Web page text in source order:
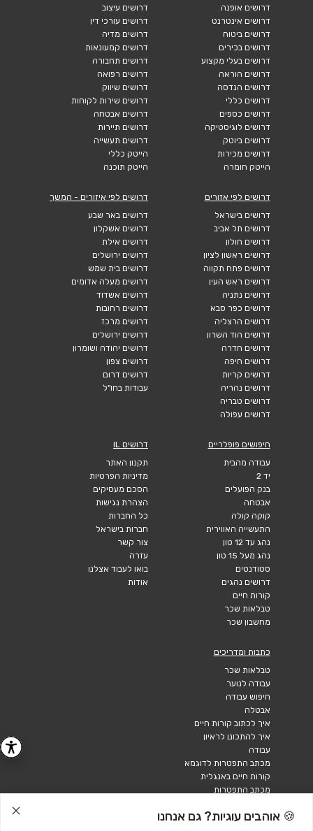
דרושים אופנה
דרושים אינטרנט
דרושים ביטוח
דרושים בכירים
דרושים בעלי מקצוע
דרושים הוראה
דרושים הנדסה
דרושים כללי
דרושים כספים
דרושים לוגיסטיקה
דרושים ביוטק
דרושים מכירות
הייטק חומרה
דרושים עיצוב
דרושים עורכי דין
דרושים מדיה
דרושים קמעונאות
דרושים תחבורה
דרושים רפואה
דרושים שיווק
דרושים שירות לקוחות
דרושים אבטחה
דרושים תיירות
דרושים תעשייה
הייטק כללי
הייטק תוכנה
דרושים לפי אזורים
דרושים בישראל
דרושים תל אביב
דרושים חולון
דרושים ראשון לציון
דרושים פתח תקווה
דרושים ראש העין
דרושים נתניה
דרושים כפר סבא
דרושים הרצליה
דרושים הוד השרון
דרושים חדרה
דרושים חיפה
דרושים קריות
דרושים נהריה
דרושים טבריה
דרושים עפולה
דרושים לפי איזורים - המשך
דרושים באר שבע
דרושים אשקלון
דרושים אילת
דרושים ירושלים
דרושים בית שמש
דרושים מעלה אדומים
דרושים אשדוד
דרושים רחובות
דרושים מרכז
דרושים ירושלים
דרושים יהודה ושומרון
דרושים צפון
דרושים דרום
עבודות בחו"ל
חיפושים פופלריים
עבודה מהבית
יד 2
בנק הפועלים
אבטחה
קוקה קולה
התעשייה האווירית
נהג עד 12 טון
נהג מעל 15 טון
סטודנטים
דרושים נהגים
קורות חיים
טבלאות שכר
מחשבון שכר
דרושים IL
תקנון האתר
מדיניות הפרטיות
הסכם מעסיקים
הצהרת נגישות
כל החברות
חברות בישראל
צור קשר
עזרה
בואו לעבוד אצלנו
אודות
כתבות ומדריכים
טבלאות שכר
עבודה לנוער
חיפוש עבודה
אבטלה
איך לכתוב קורות חיים
איך להתכונן לראיון
עבודה
מכתב התפטרות לדוגמא
קורות חיים באנגלית
מכתב התפטרות
🍪 אוהבים עוגיות? גם אנחנו